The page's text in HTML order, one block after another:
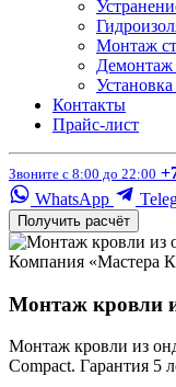
Монтаж
Демонтаж
Контакты
Прайс-лист
Звоните с 8:00 до 22:00
WhatsApp
Получить расчёт
Компания «Мастера
Монтаж кровли
Монтаж кровли из
Compact. Гарантия 5